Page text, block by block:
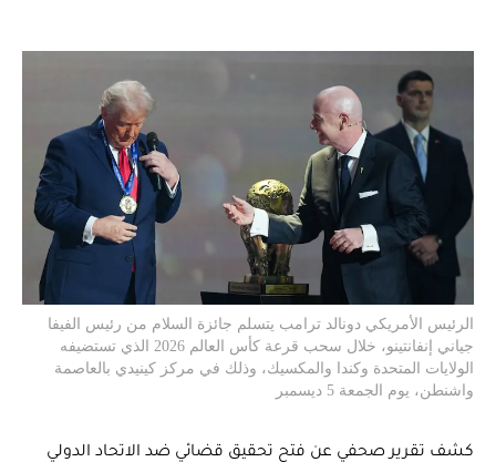
الرئيس الأمريكي دونالد ترامب يتسلم جائزة السلام من رئيس الفيفا
جياني إنفانتينو، خلال سحب قرعة كأس العالم 2026 الذي تستضيفه
الولايات المتحدة وكندا والمكسيك، وذلك في مركز كينيدي بالعاصمة
واشنطن، يوم الجمعة 5 ديسمبر
كشف تقرير صحفي عن فتح تحقيق قضائي ضد الاتحاد الدولي